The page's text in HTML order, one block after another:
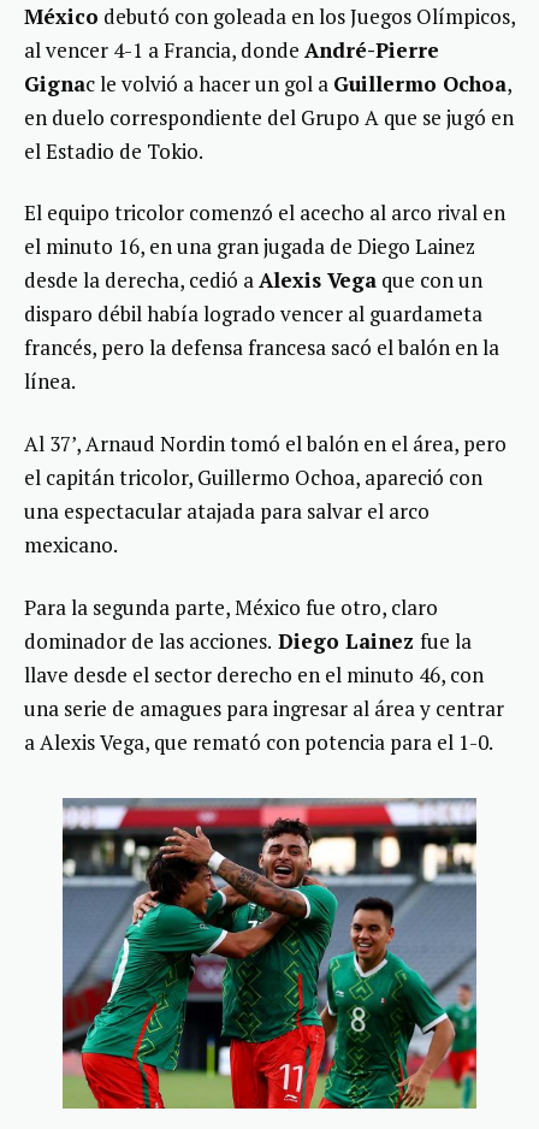
México debutó con goleada en los Juegos Olímpicos,
al vencer 4-1 a Francia, donde André-Pierre
Gignac le volvió a hacer un gol a Guillermo Ochoa,
en duelo correspondiente del Grupo A que se jugó en
el Estadio de Tokio.
El equipo tricolor comenzó el acecho al arco rival en
el minuto 16, en una gran jugada de Diego Lainez
desde la derecha, cedió aAlexis Vega que con un
disparo débil había logrado vencer al guardameta
francés, pero la defensa francesa sacó el balón en la
línea.
Al 37’, Arnaud Nordin tomó el balón en el área, pero
el capitán tricolor, Guillermo Ochoa, apareció con
una espectacular atajada para salvar el arco
mexicano.
Para la segunda parte, México fue otro, claro
dominador de las acciones. Diego Lainez fue la
llave desde el sector derecho en el minuto 46, con
una serie de amagues para ingresar al área y centrar
a Alexis Vega, que remató con potencia para el 1-0.